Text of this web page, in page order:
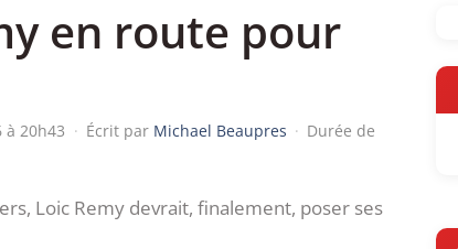
en route pour
à 20h43 · Écrit par Michael Beaupres · Durée de
Loic Remy devrait, finalement, poser ses